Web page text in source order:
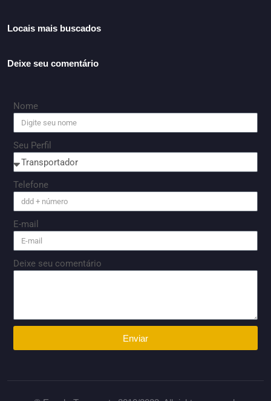
Locais mais buscados
Deixe seu comentário
Nome
Seu Perfil
Telefone
E-mail
Deixe seu comentário
Enviar